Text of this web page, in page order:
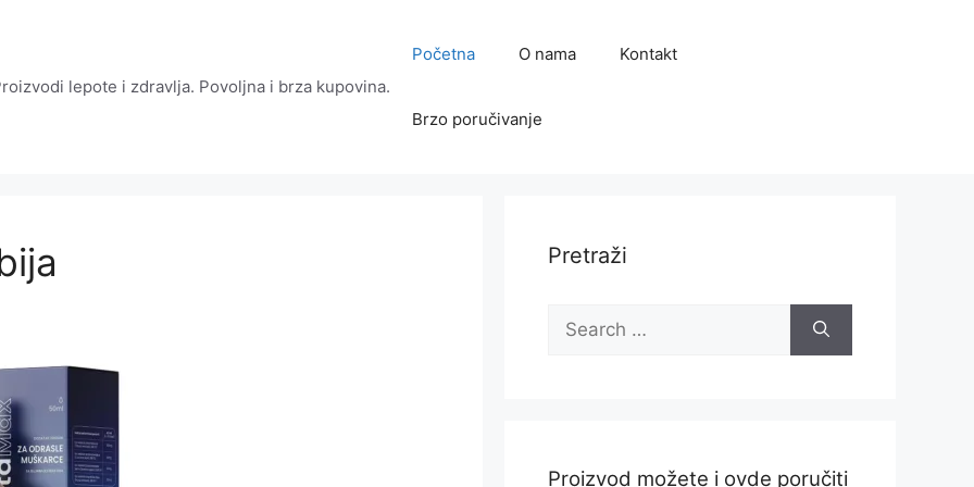
lepote i zdravlja. Povoljna i brza kupovina.
Početna O nama Kontakt
Brzo poručivanje
Pretraži
Search
for:
Proizvod možete i ovde poručiti